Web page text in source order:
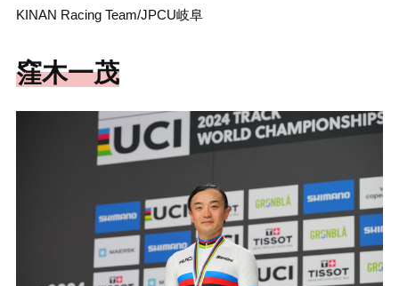
KINAN Racing Team/JPCU岐阜
窪木一茂